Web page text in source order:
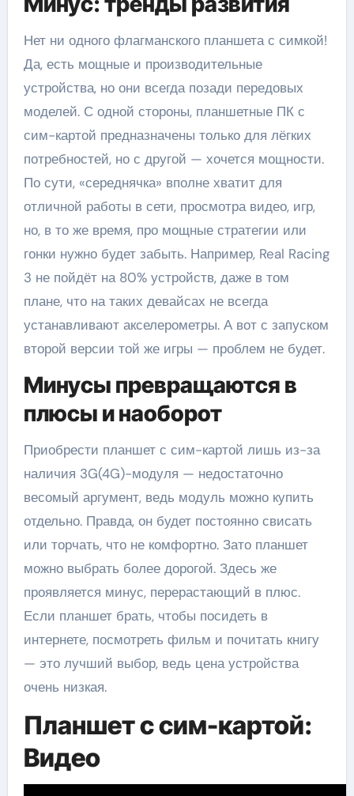
Нет ни одного флагманского планшета с симкой!
Да, есть мощные и производительные
устройства, но они всегда позади передовых
моделей. С одной стороны, планшетные ПК с
сим-картой предназначены только для лёгких
потребностей, но с другой — хочется мощности.
По сути, «середнячка» вполне хватит для
отличной работы в сети, просмотра видео, игр,
но, в то же время, про мощные стратегии или
гонки нужно будет забыть. Например, Real Racing
3 не пойдёт на 80% устройств, даже в том
плане, что на таких девайсах не всегда
устанавливают акселерометры. А вот с запуском
второй версии той же игры — проблем не будет.
Минусы превращаются в
плюсы и наоборот
Приобрести планшет с сим-картой лишь из-за
наличия 3G(4G)-модуля — недостаточно
весомый аргумент, ведь модуль можно купить
отдельно. Правда, он будет постоянно свисать
или торчать, что не комфортно. Зато планшет
можно выбрать более дорогой. Здесь же
проявляется минус, перерастающий в плюс.
Если планшет брать, чтобы посидеть в
интернете, посмотреть фильм и почитать книгу
— это лучший выбор, ведь цена устройства
очень низкая.
Планшет с сим-картой:
Видео